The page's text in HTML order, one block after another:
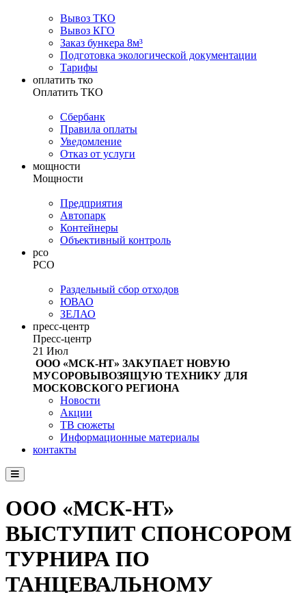
Вывоз ТКО
Вывоз КГО
Заказ бункера 8м³
Подготовка экологической документации
Тарифы
оплатить тко
Оплатить ТКО
Сбербанк
Правила оплаты
Уведомление
Отказ от услуги
мощности
Мощности
Предприятия
Автопарк
Контейнеры
Объективный контроль
рсо
РСО
Раздельный сбор отходов
ЮВАО
ЗЕЛАО
пресс-центр
Пресс-центр
21 Июл
ООО «МСК-НТ» ЗАКУПАЕТ НОВУЮ
МУСОРОВЫВОЗЯЩУЮ ТЕХНИКУ ДЛЯ
МОСКОВСКОГО РЕГИОНА
Новости
Акции
ТВ сюжеты
Информационные материалы
контакты
ООО «МСК-НТ»
ВЫСТУПИТ СПОНСОРОМ
ТУРНИРА ПО
ТАНЦЕВАЛЬНОМУ